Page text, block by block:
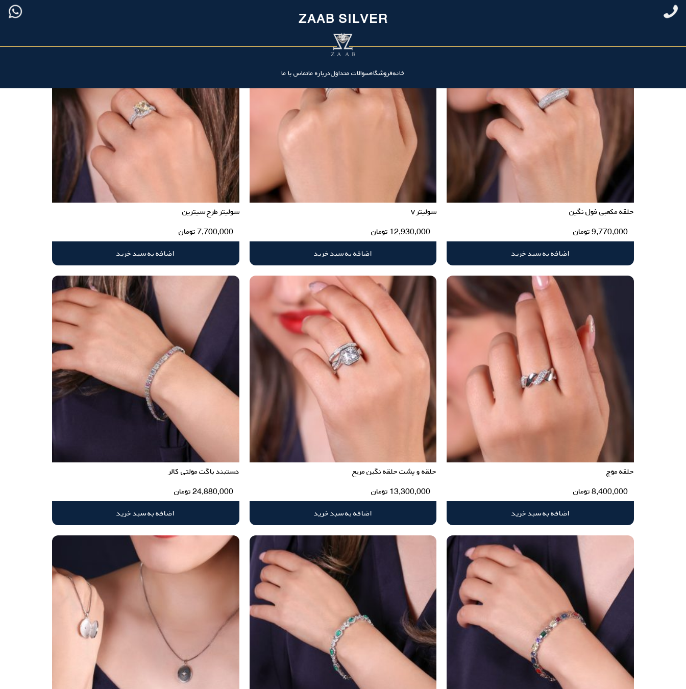
ZAAB SILVER
خانهفروشگاهسوالات متداولدرباره ماتماس با ما
حلقه مکعبی فول نگین
9,770,000تومان
اضافه به سبد خرید
سولیتر v
12,930,000 تومان
اضافه به سبد خرید
سولیتر طرح سیترین
7,700,000تومان
اضافه به سبد خرید
حلقه موج
8,400,000تومان
اضافه به سبد خرید
حلقه و پشت حلقه نگین مربع
13,300,000 تومان
اضافه به سبد خرید
دستبند باگت مولتی کالر
24,880,000تومان
اضافه به سبد خرید